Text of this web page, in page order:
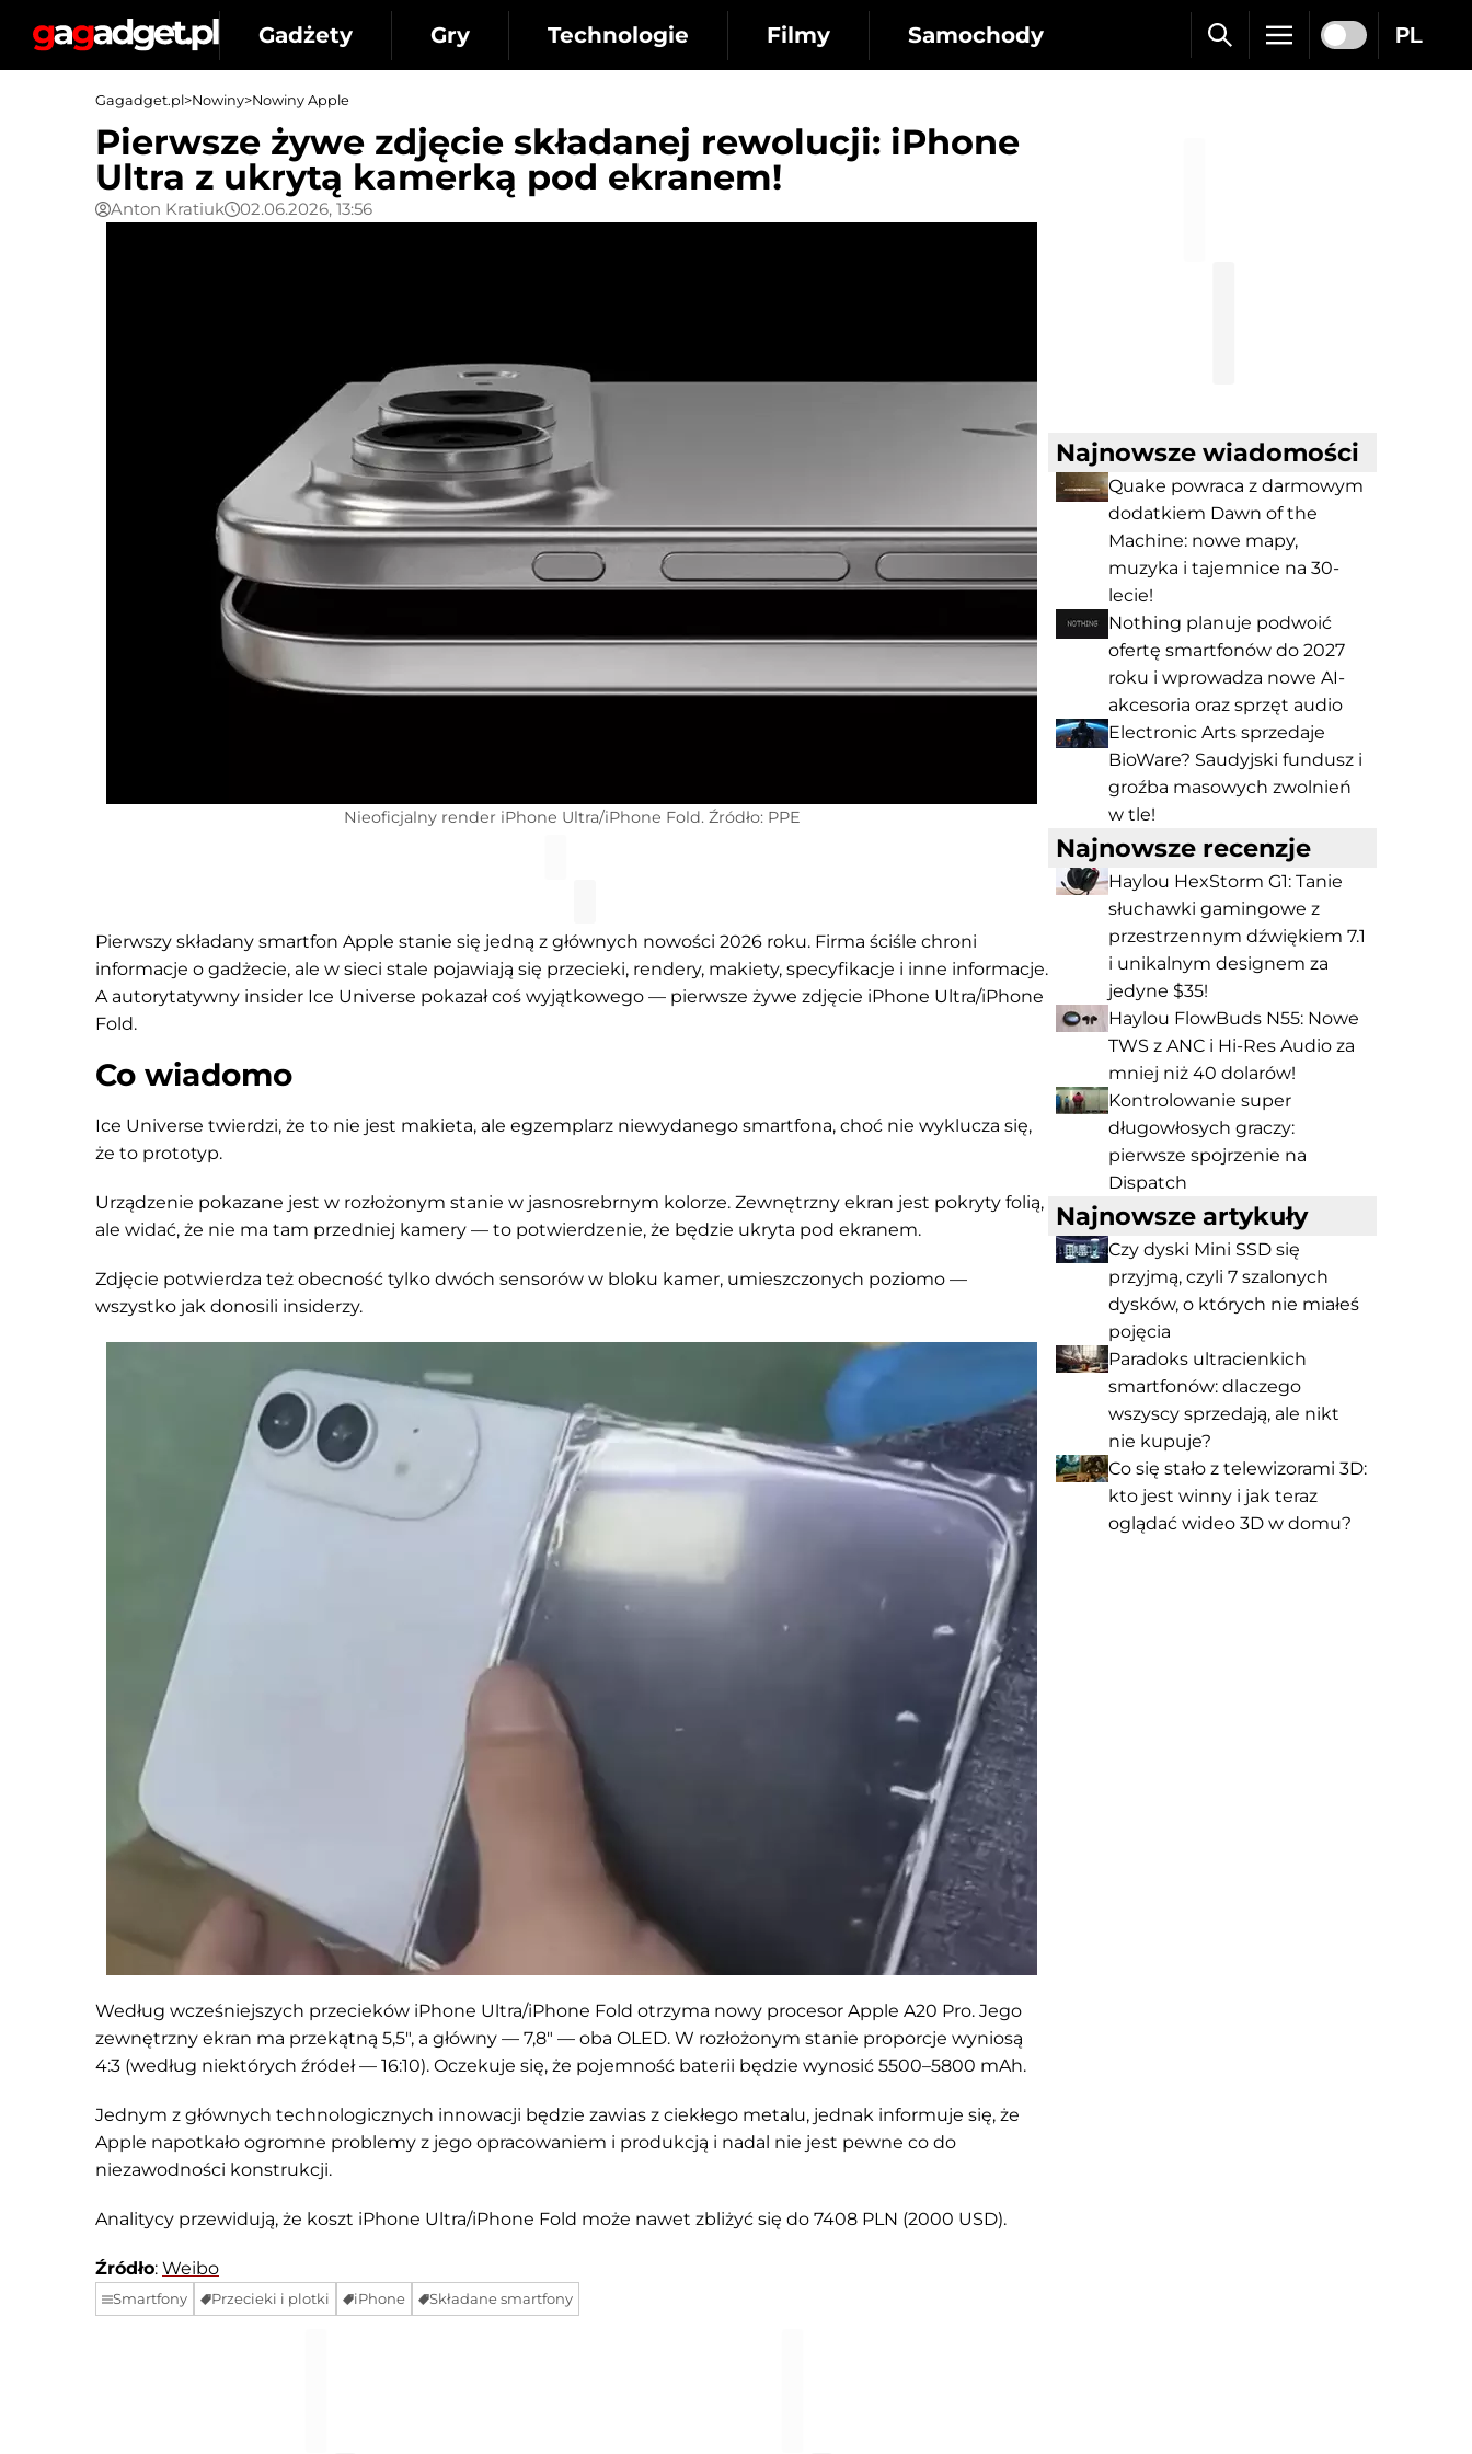
Gadżety Gry Technologie Filmy Samochody PL
Gagadget.pl>Nowiny>Nowiny Apple
Pierwsze żywe zdjęcie składanej rewolucji: iPhone
Ultra z ukrytą kamerką pod ekranem!
Anton Kratiuk 02.06.2026, 13:56
Nieoficjalny render iPhone Ultra/iPhone Fold. Źródło: PPE
Pierwszy składany smartfon Apple stanie się jedną z głównych nowości 2026 roku. Firma ściśle chroni
informacje o gadżecie, ale w sieci stale pojawiają się przecieki, rendery, makiety, specyfikacje i inne informacje.
A autorytatywny insider Ice Universe pokazał coś wyjątkowego — pierwsze żywe zdjęcie iPhone Ultra/iPhone
Fold.
Co wiadomo
Ice Universe twierdzi, że to nie jest makieta, ale egzemplarz niewydanego smartfona, choć nie wyklucza się,
że to prototyp.
Urządzenie pokazane jest w rozłożonym stanie w jasnosrebrnym kolorze. Zewnętrzny ekran jest pokryty folią,
ale widać, że nie ma tam przedniej kamery — to potwierdzenie, że będzie ukryta pod ekranem.
Zdjęcie potwierdza też obecność tylko dwóch sensorów w bloku kamer, umieszczonych poziomo —
wszystko jak donosili insiderzy.
Według wcześniejszych przecieków iPhone Ultra/iPhone Fold otrzyma nowy procesor Apple A20 Pro. Jego
zewnętrzny ekran ma przekątną 5,5", a główny — 7,8" — oba OLED. W rozłożonym stanie proporcje wyniosą
4:3 (według niektórych źródeł — 16:10). Oczekuje się, że pojemność baterii będzie wynosić 5500–5800 mAh.
Jednym z głównych technologicznych innowacji będzie zawias z ciekłego metalu, jednak informuje się, że
Apple napotkało ogromne problemy z jego opracowaniem i produkcją i nadal nie jest pewne co do
niezawodności konstrukcji.
Analitycy przewidują, że koszt iPhone Ultra/iPhone Fold może nawet zbliżyć się do 7408 PLN (2000 USD).
Źródło: Weibo
Smartfony Przecieki i plotki iPhone Składane smartfony
Najnowsze wiadomości
Quake powraca z darmowym
dodatkiem Dawn of the
Machine: nowe mapy,
muzyka i tajemnice na 30-
lecie!
Nothing planuje podwoić
ofertę smartfonów do 2027
roku i wprowadza nowe AI-
akcesoria oraz sprzęt audio
Electronic Arts sprzedaje
BioWare? Saudyjski fundusz i
groźba masowych zwolnień
w tle!
Najnowsze recenzje
Haylou HexStorm G1: Tanie
słuchawki gamingowe z
przestrzennym dźwiękiem 7.1
i unikalnym designem za
jedyne $35!
Haylou FlowBuds N55: Nowe
TWS z ANC i Hi-Res Audio za
mniej niż 40 dolarów!
Kontrolowanie super
długowłosych graczy:
pierwsze spojrzenie na
Dispatch
Najnowsze artykuły
Czy dyski Mini SSD się
przyjmą, czyli 7 szalonych
dysków, o których nie miałeś
pojęcia
Paradoks ultracienkich
smartfonów: dlaczego
wszyscy sprzedają, ale nikt
nie kupuje?
Co się stało z telewizorami 3D:
kto jest winny i jak teraz
oglądać wideo 3D w domu?